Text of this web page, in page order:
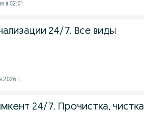
в 02:01
24/7. Все виды
2026 г.
24/7. Прочистка, чистка